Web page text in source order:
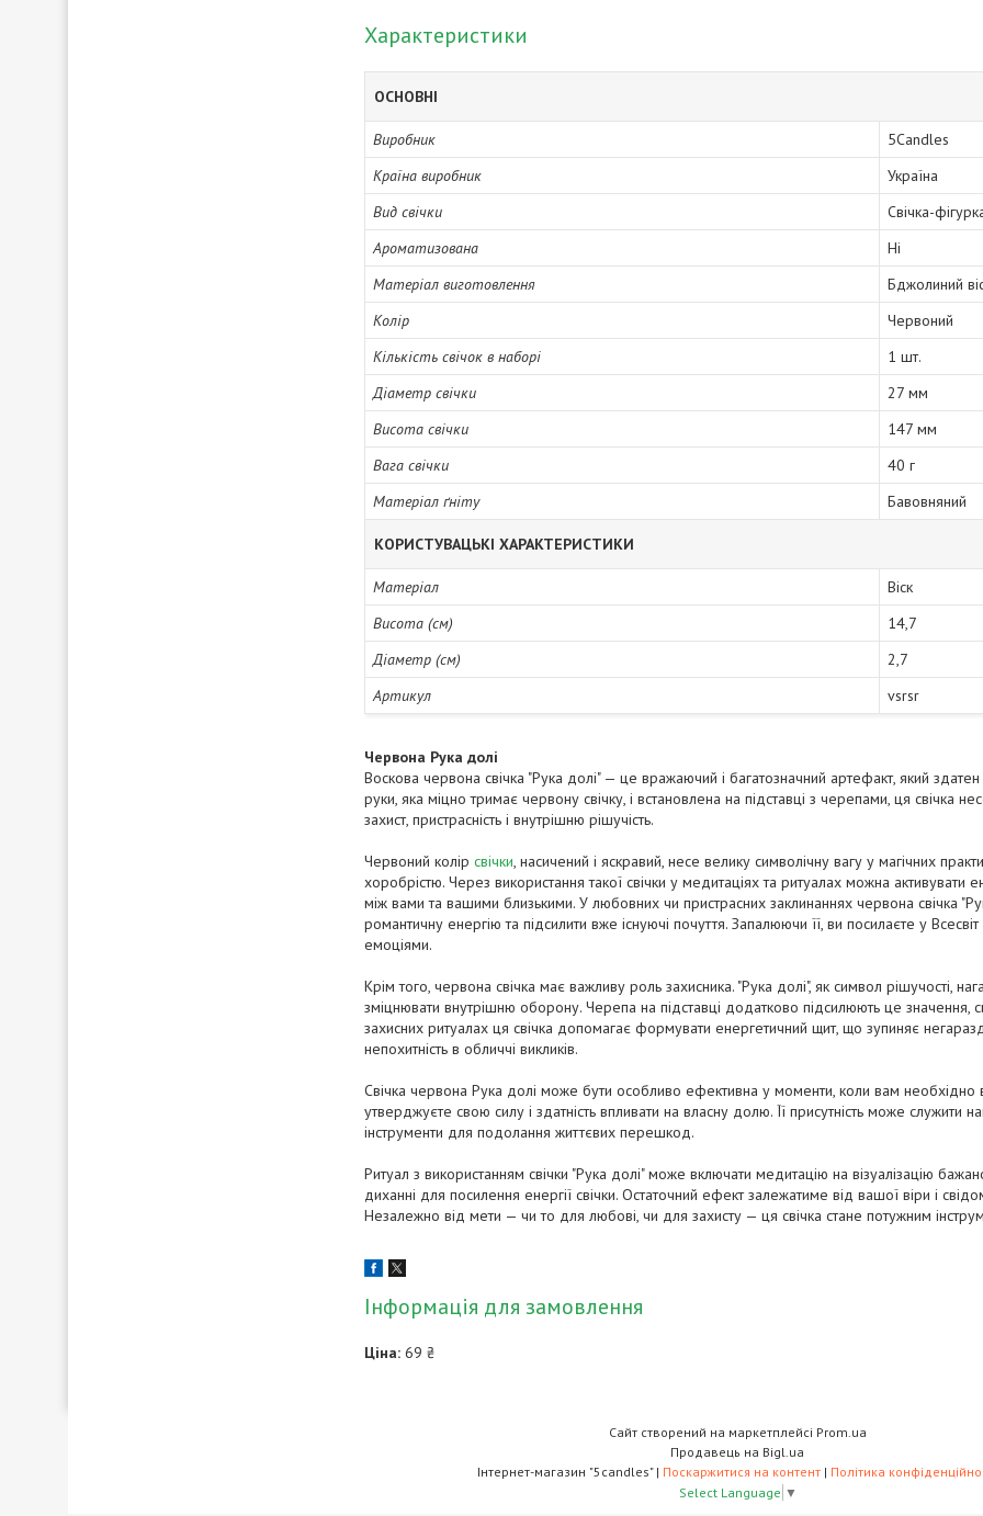
Характеристики
ОСНОВНІ
Виробник
5Candles
Країна виробник
Україна
Вид свічки
Свічка-
Ароматизована
Ні
Матеріал виготовлення
Бджолиний
Колір
Червоний
Кількість свічок в наборі
1 шт.
Діаметр свічки
27 мм
Висота свічки
147 мм
Вага свічки
40 г
Матеріал ґніту
Бавовняний
КОРИСТУВАЦЬКІ ХАРАКТЕРИСТИКИ
Матеріал
Віск
Висота (см)
14,7
Діаметр (см)
2,7
Артикул
vsrsr
Червона Рука долі
Воскова червона свічка "Рука долі" — це вражаючий і багатозначний артефакт, який
руки, яка міцно тримає червону свічку, і встановлена на підставці з черепами, ця свічка
захист, пристрасність і внутрішню рішучість.
Червоний колір свічки, насичений і яскравий, несе велику символічну вагу у магічних
хоробрістю. Через використання такої свічки у медитаціях та ритуалах можна активувати
між вами та вашими близькими. У любовних чи пристрасних заклинаннях червона свічка
романтичну енергію та підсилити вже існуючі почуття. Запалюючи її, ви посилаєте у
емоціями.
Крім того, червона свічка має важливу роль захисника. "Рука долі", як символ рішучості,
зміцнювати внутрішню оборону. Черепа на підставці додатково підсилюють це
захисних ритуалах ця свічка допомагає формувати енергетичний щит, що зупиняє
непохитність в обличчі викликів.
Свічка червона Рука долі може бути особливо ефективна у моменти, коли вам необхідно
утверджуєте свою силу і здатність впливати на власну долю. Її присутність може
інструменти для подолання життєвих перешкод.
Ритуал з використанням свічки "Рука долі" може включати медитацію на візуалізацію
диханні для посилення енергії свічки. Остаточний ефект залежатиме від вашої віри і
Незалежно від мети — чи то для любові, чи для захисту — ця свічка стане потужним
Інформація для замовлення
Ціна: 69 ₴
Сайт створений на маркетплейсі Prom.ua
Продавець на Bigl.ua
Інтернет-магазин "5candles" | Поскаржитися на контент | Політика
Select Language ▼